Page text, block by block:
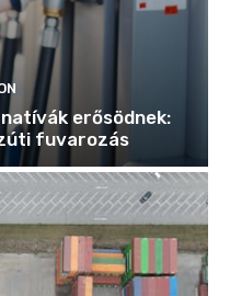
erősödnek:
fuvarozás